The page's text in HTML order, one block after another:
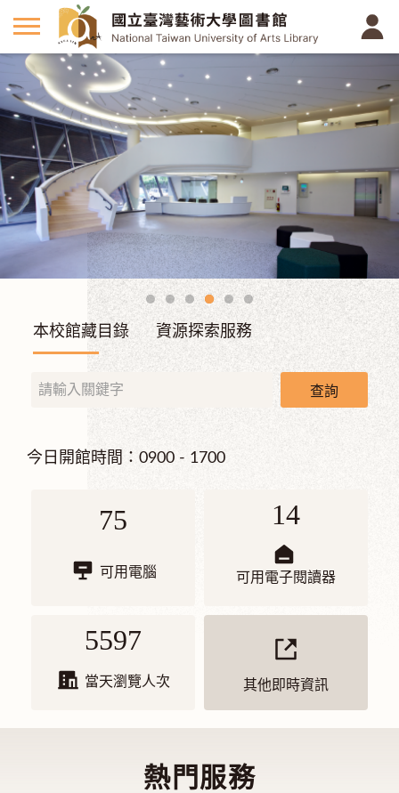
圖書館內裝
本校館藏目錄 資源探索服務
今日開館時間：0900 - 1700
可用電腦
75
可用電子閱讀器
14
當天瀏覽人次
5597
其他即時資訊
熱門服務